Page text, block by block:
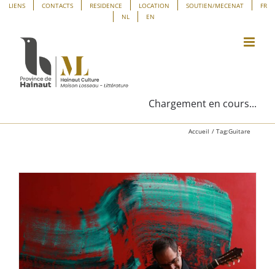
Panneau de gestion des cookies
Passer
contenu
LIENS CONTACTS RESIDENCE LOCATION SOUTIEN/MECENAT
FR
NL
EN
Chargement en cours...
Accueil Tag:Guitare